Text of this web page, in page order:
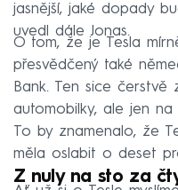
jasnější, jaké dopady
uvedl dále Jonas.
O tom, že je Tesla
přesvědčený také
Bank. Ten sice čerstvě
automobilky, ale jen
To by znamenalo, že
měla oslabit o deset
Z nuly na sto za